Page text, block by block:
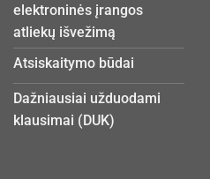
elektroninės įrangos
atliekų išvežimą
Atsiskaitymo būdai
Dažniausiai užduodami
klausimai (DUK)